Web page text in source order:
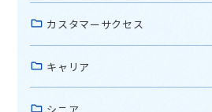
カスタマーサクセス
キャリア